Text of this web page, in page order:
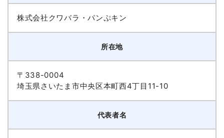
株式会社クワバラ・パンぷキン
所在地
〒338-0004
埼玉県さいたま市中央区本町西4丁目11-10
代表者名